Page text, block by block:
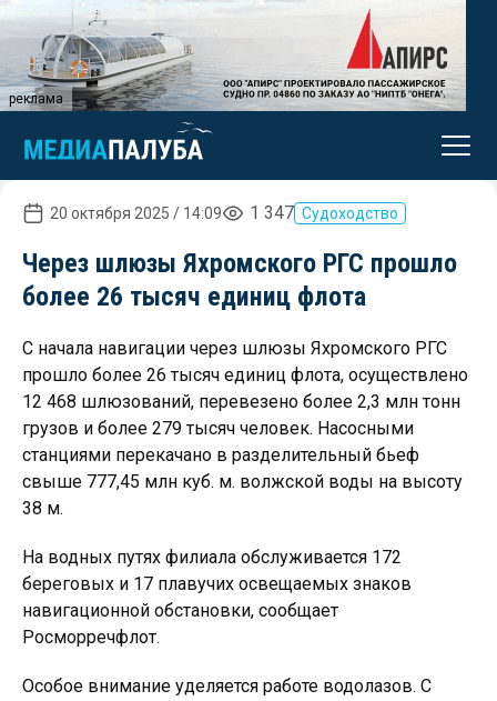
реклама
20 октября 2025 / 14:09 1 347 Судоходство
Через шлюзы Яхромского РГС прошло
более 26 тысяч единиц флота
С начала навигации через шлюзы Яхромского РГС
прошло более 26 тысяч единиц флота, осуществлено
12 468 шлюзований, перевезено более 2,3 млн тонн
грузов и более 279 тысяч человек. Насосными
станциями перекачано в разделительный бьеф
свыше 777,45 млн куб. м. волжской воды на высоту
38 м.
На водных путях филиала обслуживается 172
береговых и 17 плавучих освещаемых знаков
навигационной обстановки, сообщает
Росморречфлот.
Особое внимание уделяется работе водолазов. С